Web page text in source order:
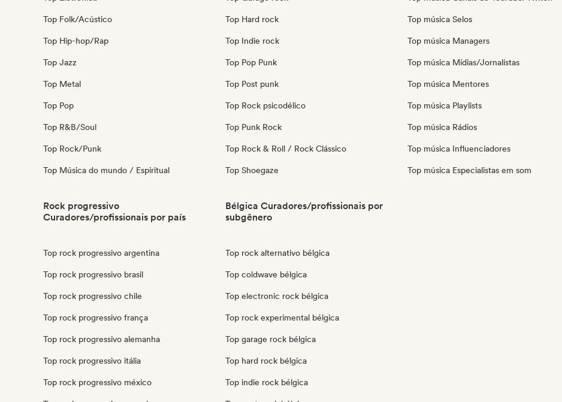
Top Folk/Acústico
Top Hip-hop/Rap
Top Jazz
Top Metal
Top Pop
Top R&B/Soul
Top Rock/Punk
Top Música do mundo / Espiritual
Top Hard rock
Top Indie rock
Top Pop Punk
Top Post punk
Top Rock psicodélico
Top Punk Rock
Top Rock & Roll / Rock Clássico
Top Shoegaze
Top música Selos
Top música Managers
Top música Mídias/Jornalistas
Top música Mentores
Top música Playlists
Top música Rádios
Top música Influenciadores
Top música Especialistas em som
Rock progressivo
Curadores/profissionais por país
Top rock progressivo argentina
Top rock progressivo brasil
Top rock progressivo chile
Top rock progressivo frança
Top rock progressivo alemanha
Top rock progressivo itália
Top rock progressivo méxico
Bélgica Curadores/profissionais por
subgênero
Top rock alternativo bélgica
Top coldwave bélgica
Top electronic rock bélgica
Top rock experimental bélgica
Top garage rock bélgica
Top hard rock bélgica
Top indie rock bélgica